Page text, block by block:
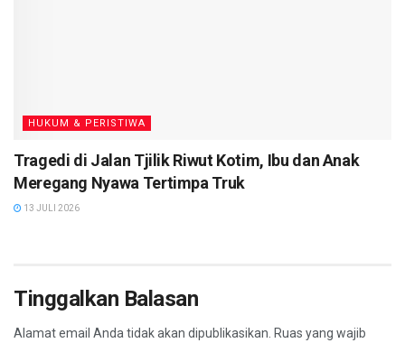
HUKUM & PERISTIWA
Tragedi di Jalan Tjilik Riwut Kotim, Ibu dan Anak
Meregang Nyawa Tertimpa Truk
13 JULI 2026
Tinggalkan Balasan
Alamat email Anda tidak akan dipublikasikan. Ruas yang wajib